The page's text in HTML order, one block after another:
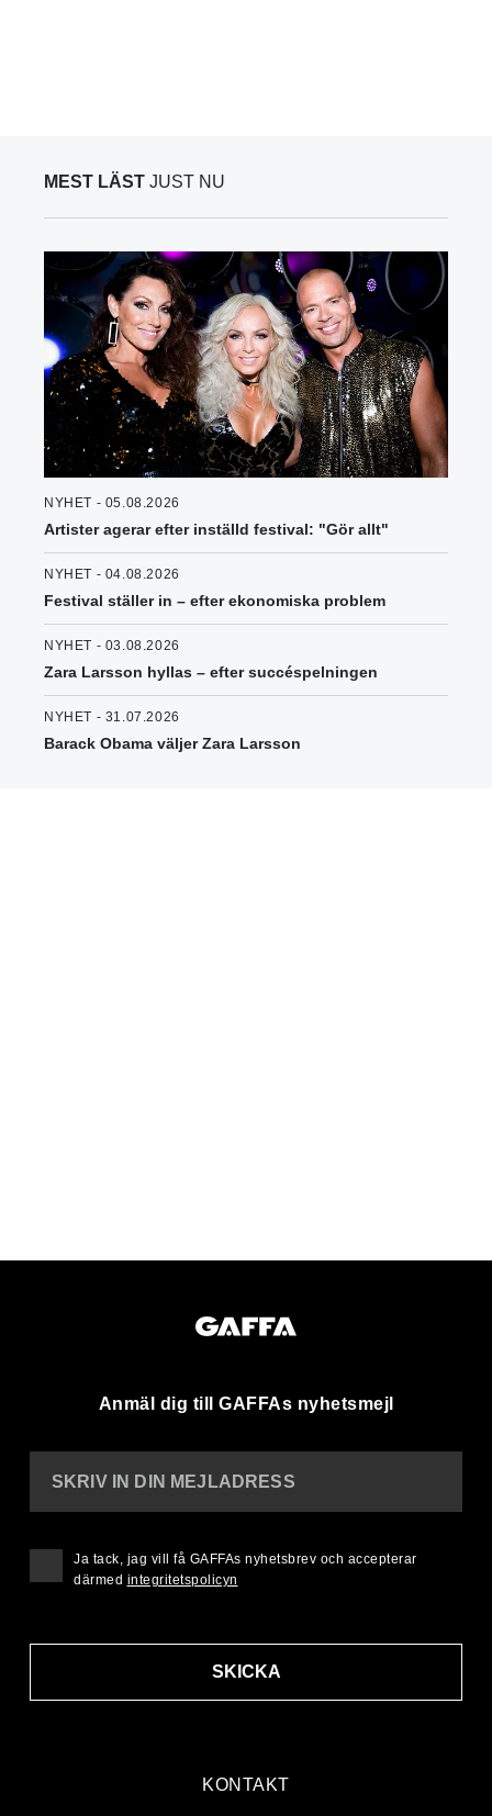
MEST LÄST JUST NU
NYHET - 05.08.2026
Artister agerar efter inställd festival: "Gör allt"
NYHET - 04.08.2026
Festival ställer in – efter ekonomiska problem
NYHET - 03.08.2026
Zara Larsson hyllas – efter succéspelningen
NYHET - 31.07.2026
Barack Obama väljer Zara Larsson
Anmäl dig till GAFFAs nyhetsmejl
KONTAKT
SKRIV IN DIN MEJLADRESS
SKICKA
Ja tack, jag vill få GAFFAs nyhetsbrev och accepterar
därmed integritetspolicyn